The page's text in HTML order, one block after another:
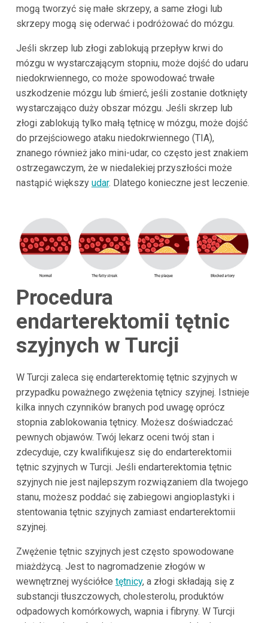
mogą tworzyć się małe skrzepy, a same złogi lub
skrzepy mogą się oderwać i podróżować do mózgu.
Jeśli skrzep lub złogi zablokują przepływ krwi do
mózgu w wystarczającym stopniu, może dojść do udaru
niedokrwiennego, co może spowodować trwałe
uszkodzenie mózgu lub śmierć, jeśli zostanie dotknięty
wystarczająco duży obszar mózgu. Jeśli skrzep lub
złogi zablokują tylko małą tętnicę w mózgu, może dojść
do przejściowego ataku niedokrwiennego (TIA),
znanego również jako mini-udar, co często jest znakiem
ostrzegawczym, że w niedalekiej przyszłości może
nastąpić większy udar. Dlatego konieczne jest leczenie.
Procedura
endarterektomii tętnic
szyjnych w Turcji
W Turcji zaleca się endarterektomię tętnic szyjnych w
przypadku poważnego zwężenia tętnicy szyjnej. Istnieje
kilka innych czynników branych pod uwagę oprócz
stopnia zablokowania tętnicy. Możesz doświadczać
pewnych objawów. Twój lekarz oceni twój stan i
zdecyduje, czy kwalifikujesz się do endarterektomii
tętnic szyjnych w Turcji. Jeśli endarterektomia tętnic
szyjnych nie jest najlepszym rozwiązaniem dla twojego
stanu, możesz poddać się zabiegowi angioplastyki i
stentowania tętnic szyjnych zamiast endarterektomii
szyjnej.
Zwężenie tętnic szyjnych jest często spowodowane
miażdżycą. Jest to nagromadzenie złogów w
wewnętrznej wyściółce tętnicy, a złogi składają się z
substancji tłuszczowych, cholesterolu, produktów
odpadowych komórkowych, wapnia i fibryny. W Turcji